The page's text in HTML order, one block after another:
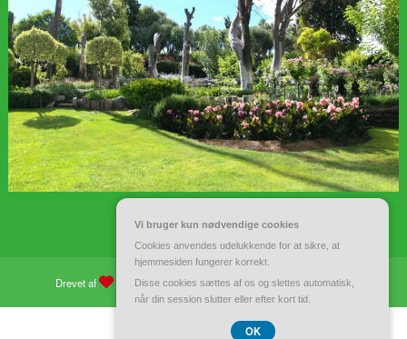
Drevet af WordPress| Tema: Spiko af Spicethemes
Vi bruger kun nødvendige cookies
Cookies anvendes udelukkende for at sikre, at
hjemmesiden fungerer korrekt.
Disse cookies sættes af os og slettes automatisk,
når din session slutter eller efter kort tid.
OK